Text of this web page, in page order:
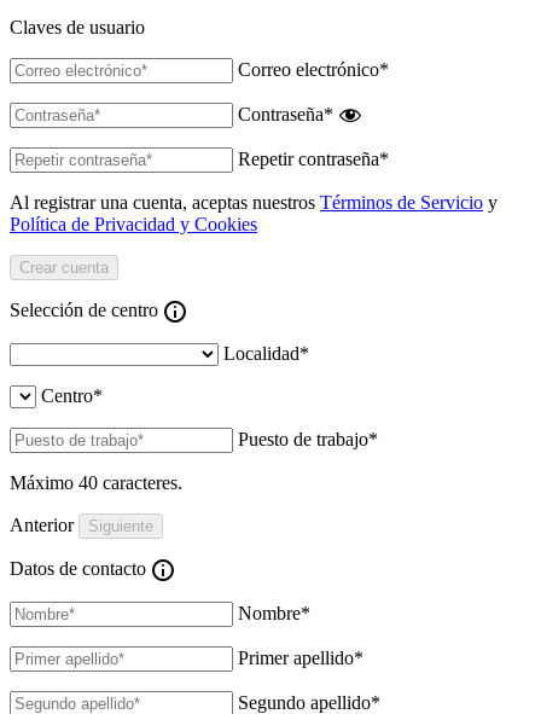
Claves de usuario
Correo electrónico*
Contraseña*
Repetir contraseña*
Al registrar una cuenta, aceptas nuestros Términos de Servicio y
Política de Privacidad y Cookies
Selección de centro
Localidad*
Centro*
Puesto de trabajo*
Máximo 40 caracteres.
Anterior
Datos de contacto
Nombre*
Primer apellido*
Segundo apellido*